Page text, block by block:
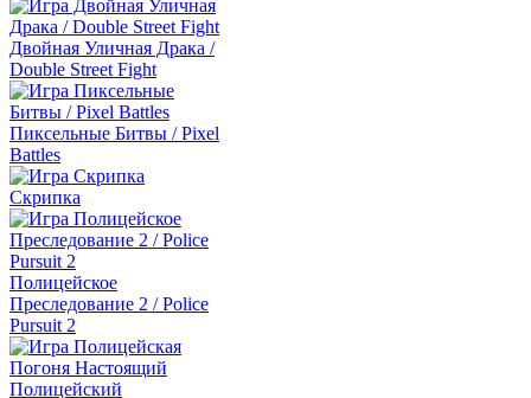
Двойная Уличная Драка /
Double Street Fight
Пиксельные Битвы / Pixel
Battles
Cкрипка
Полицейское
Преследование 2 / Police
Pursuit 2